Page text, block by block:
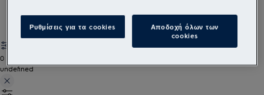
0
undefined
Ρυθμίσεις για τα cookies
Αποδοχή όλων των
cookies